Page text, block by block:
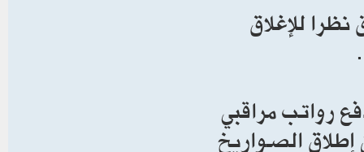
للإغلاق
رواتب مراقبي
الصواريخ